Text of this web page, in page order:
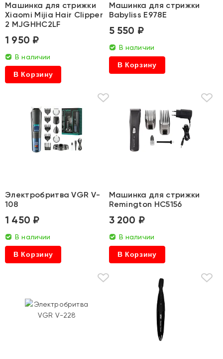
Машинка для стрижки
Xiaomi Mijia Hair Clipper
2 MJGHHC2LF
1 950 ₽
В наличии
В Корзину
Машинка для стрижки
Babyliss E978E
5 550 ₽
В наличии
В Корзину
Электробритва VGR V-
108
1 450 ₽
В наличии
В Корзину
Машинка для стрижки
Remington HC5156
3 200 ₽
В наличии
В Корзину